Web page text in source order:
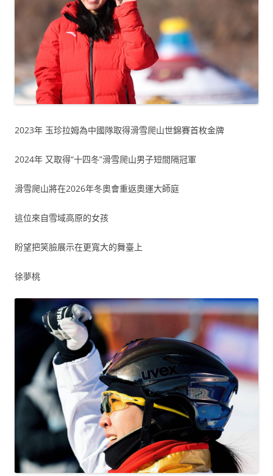
2023年 玉珍拉姆為中國隊取得滑雪爬山世錦賽首枚金牌
2024年 又取得“十四冬”滑雪爬山男子短間隔冠軍
滑雪爬山將在2026年冬奧會重返奧運大師庭
這位來自雪域高原的女孩
盼望把笑臉展示在更寬大的舞臺上
徐夢桃